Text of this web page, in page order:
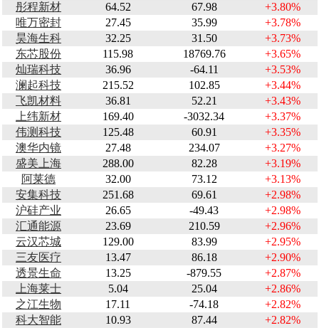
彤程新材
64.52 67.98
+3.80%
唯万密封
27.45 35.99
+3.78%
昊海生科
32.25 31.50
+3.73%
东芯股份
115.98 18769.76
+3.65%
灿瑞科技
36.96 -64.11
+3.53%
澜起科技
215.52 102.85
+3.44%
飞凯材料
36.81 52.21
+3.43%
上纬新材
169.40 -3032.34
+3.37%
伟测科技
125.48 60.91
+3.35%
澳华内镜
27.48 234.07
+3.27%
盛美上海
288.00 82.28
+3.19%
阿莱德
32.00 73.12
+3.13%
安集科技
251.68 69.61
+2.98%
沪硅产业
26.65 -49.43
+2.98%
汇通能源
23.69 210.59
+2.96%
云汉芯城
129.00 83.99
+2.95%
三友医疗
13.47 86.18
+2.90%
透景生命
13.25 -879.55
+2.87%
上海莱士
5.04 25.04
+2.86%
之江生物
17.11 -74.18
+2.82%
科大智能
10.93 87.44
+2.82%